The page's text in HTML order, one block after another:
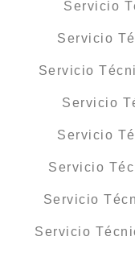
Servicio
Servicio
Servicio
Servicio
Servicio
Servicio
Servicio
Servicio